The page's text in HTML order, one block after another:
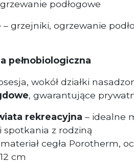
podłogowe
– grzejniki, ogrzewanie
pełnobiologiczna
wokół działki
, gwarantujące
rekreacyjna – idealne
spotkania z rodziną
cegła Porotherm,
cm